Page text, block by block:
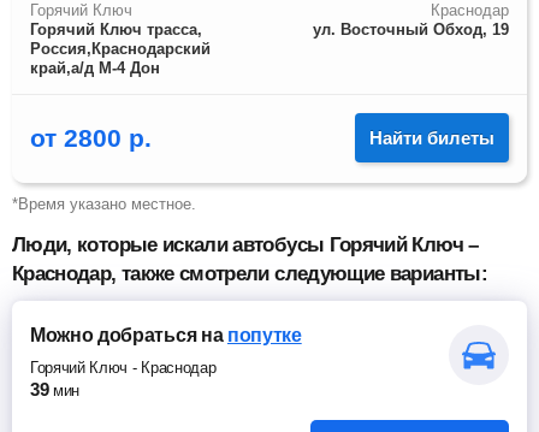
Горячий Ключ
Горячий Ключ трасса,
Россия,Краснодарский
край,а/д М-4 Дон
Краснодар
ул. Восточный Обход, 19
от 2800 р. Найти билеты
*Время указано местное.
Люди, которые искали автобусы Горячий Ключ –
Краснодар, также смотрели следующие варианты:
Можно добратьсяна попутке
Горячий Ключ - Краснодар
39 мин